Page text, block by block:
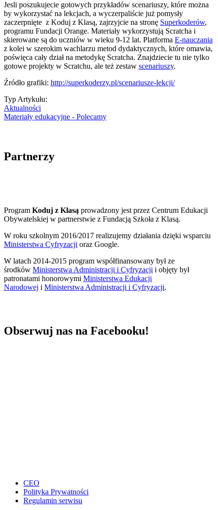
Jesli poszukujecie gotowych przykładów scenariuszy, które można
by wykorzystać na lekcjach, a wyczerpaliście już pomysły
zaczerpnięte z Koduj z Klasą, zajrzyjcie na stronę Superkoderów,
programu Fundacji Orange. Materiały wykorzystują Scratcha i
skierowane są do uczniów w wieku 9-12 lat. Platforma E-nauczania
z kolei w szerokim wachlarzu metod dydaktycznych, które omawia,
poświęca cały dział na metodykę Scratcha. Znajdziecie tu nie tylko
gotowe projekty w Scratchu, ale też zestaw scenariuszy.
Źródło grafiki: http://superkoderzy.pl/scenariusze-lekcji/
Typ Artykułu:
Aktualności
Materiały edukacyjne - Polecamy
Partnerzy
Program Koduj z Klasą prowadzony jest przez Centrum Edukacji
Obywatelskiej w partnerstwie z Fundacją Szkoła z Klasą.
W roku szkolnym 2016/2017 realizujemy działania dzięki wsparciu
Ministerstwa Cyfryzacji oraz Google.
W latach 2014-2015 program współfinansowany był ze
środków Ministerstwa Administracji i Cyfryzacji i objęty był
patronatami honorowymi Ministerstwa Edukacji
Narodowej i Ministerstwa Administracji i Cyfryzacji.
Obserwuj nas na Facebooku!
CEO
Polityka Prywatności
Regulamin serwisu